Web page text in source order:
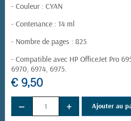
- Couleur : CYAN
- Contenance : 14 ml
- Nombre de pages : 825
- Compatible avec HP OfficeJet Pro
6970, 6974, 6975.
€ 9,50
− + Ajouter au